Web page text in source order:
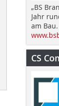
„BS
Jahr
am Bau.
CS